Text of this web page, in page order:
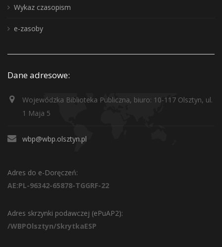
Wykaz czasopism
e-zasoby
Dane adresowe:
Wojewódzka Biblioteka Publiczna, biuro: 10-117 Olsztyn, ul.
1 Maja 5
wbp@wbp.olsztyn.pl
Adres do e-Doręczeń:
AE:PL-96342-65878-TGGRF-22
Adres skrzynki podawczej (ePuAP2):
/WBPOlsztyn/SkrytkaESP